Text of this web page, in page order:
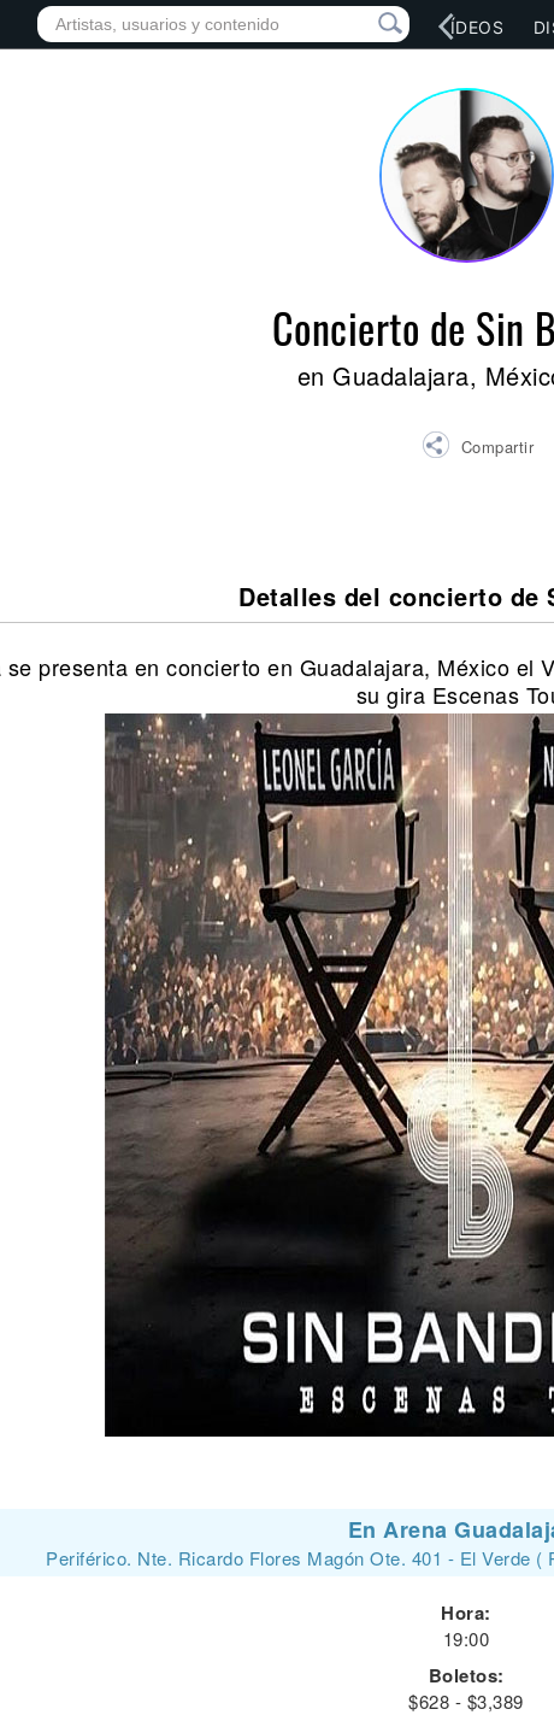
INICIO ARTISTAS RED SOCIAL MÚSICA VÍDEOS
Concierto de Sin
en Guadalajara,
Compartir
Detalles del concierto de
se presenta en concierto en Guadalajara, México el
su gira Escenas
En Arena
Periférico. Nte. Ricardo Flores Magón Ote. 401 - El Verde
Hora:
19:00
Boletos:
$628 - $3,389